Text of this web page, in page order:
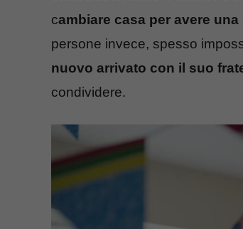
cambiare casa per avere
persone invece, spesso
nuovo arrivato con il suo
condividere.